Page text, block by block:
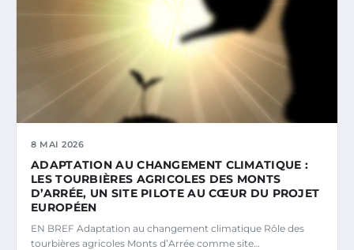
8 MAI 2026
ADAPTATION AU CHANGEMENT CLIMATIQUE :
LES TOURBIÈRES AGRICOLES DES MONTS
D’ARRÉE, UN SITE PILOTE AU CŒUR DU PROJET
EUROPÉEN
EN BREF Adaptation au changement climatique Rôle des
tourbières agricoles Monts d’Arrée comme site…